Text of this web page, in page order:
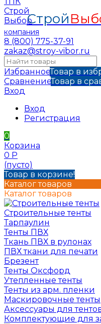
Строй
компания
8 (800) 775-37-91
zakaz@stroy-vibor.ru
ИзбранноеТовар в
СравнениеТовар в
Вход
Вход
Регистрация
0
Корзина
0 Р
(пусто)
Товар в корзине!
Каталог товаров
Каталог товаров
Строительные тенты
Тарпаулин
Тенты ПВХ
Ткань ПВХ в рулонах
ПВХ ткани для печати
Брезент
Тенты Оксфорд
Утепленные тенты
Тенты из арм. пленки
Маскировочные тенты
Аксессуары для
Комплектующие для